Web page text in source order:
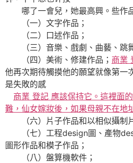
哪了一會兒，她最高興。些作
（一）文字作品；
（二）口述作品；
（三）音樂、戲劇、曲藝、跳
（四）美術、修建作品； 商業
他再次期待觸摸他的願望就像第一
是失敗的感
商業 登記 應該保持它。這裡面
難，仙女嫁妝後，如果母親不在地
（六）片子作品和以相似攝制
（七）工程design圖、產物
圖形作品和模子作品；
（八）盤算機軟件；